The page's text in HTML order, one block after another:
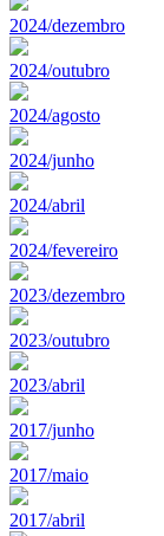
2024/dezembro
2024/outubro
2024/agosto
2024/junho
2024/abril
2024/fevereiro
2023/dezembro
2023/outubro
2023/abril
2017/junho
2017/maio
2017/abril